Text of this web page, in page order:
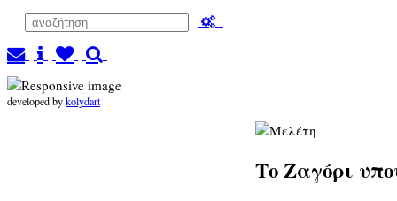
developed bykolydart
Το Ζαγόρι